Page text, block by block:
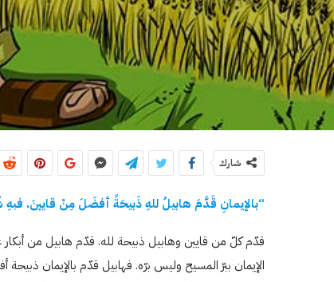
شارك
“بالإيمانِ قَدَّمَ هابيلُ للهِ ذَبيحَةً أفضَلَ مِنْ قايينَ. فبهِ
قدّم كلّ من قايين وهابيل ذبيحة لله. قدّم هابيل من
الإيمان ببرّ المسيح وليس برّه. فهابيل قدّم بالإيمان